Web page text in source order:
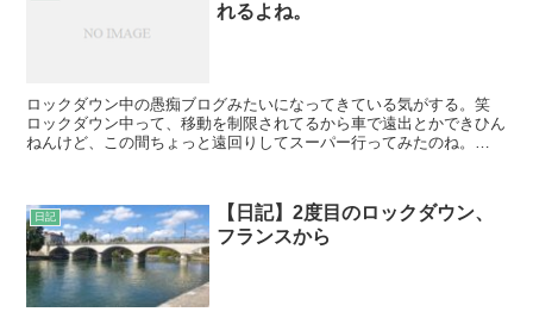
れるよね。
ロックダウン中の愚痴ブログみたいになってきている気がする。笑
ロックダウン中って、移動を制限されてるから車で遠出とかできひん
ねんけど、この間ちょっと遠回りしてスーパー行ってみたのね。
日記
【日記】2度目のロックダウン、
フランスから